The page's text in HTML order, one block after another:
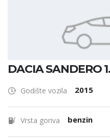
DACIA SANDERO
Godište vozila 2015
Vrsta goriva benzin